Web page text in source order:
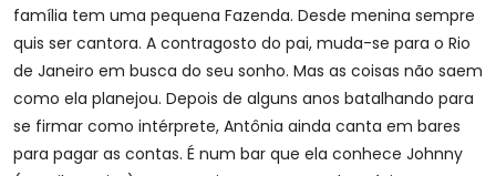
família tem uma pequena Fazenda. Desde menina sempre
quis ser cantora. A contragosto do pai, muda-se para o Rio
de Janeiro em busca do seu sonho. Mas as coisas não saem
como ela planejou. Depois de alguns anos batalhando para
se firmar como intérprete, Antônia ainda canta em bares
para pagar as contas. É num bar que ela conhece Johnny